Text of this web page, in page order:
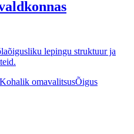
lepingu struktuur ja
Kohalik omavalitsusÕigus